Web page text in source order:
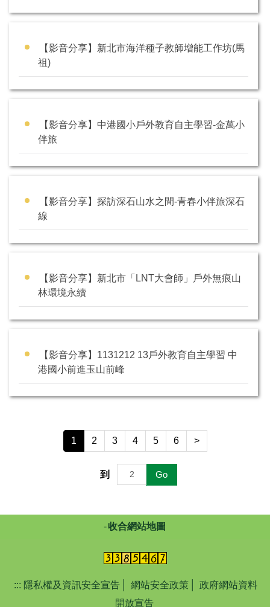
【影音分享】新北市海洋種子教師增能工作坊(馬
祖)
【影音分享】中港國小戶外教育自主學習-金萬小
伴旅
【影音分享】探訪深石山水之間-青春小伴旅深石
線
【影音分享】新北市「LNT大會師」戶外無痕山
林環境永續
【影音分享】1131212 13戶外教育自主學習 中
港國小前進玉山前峰
1 2 3 4 5 6 >
到 Go
收合網站地圖
::: 隱私權及資訊安全宣告 網站安全政策
政府網站資料
開放宣告